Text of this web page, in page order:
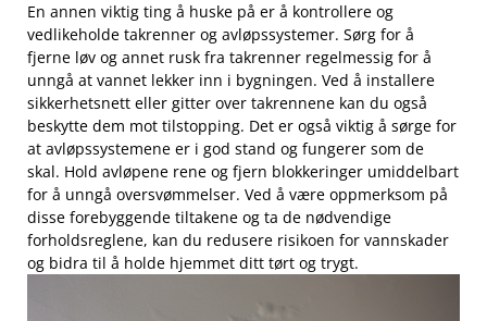
En annen ⁢viktig ting ⁣å huske på​ er​ å kontrollere og
vedlikeholde takrenner og avløpssystemer.⁣ Sørg for å
fjerne løv og annet rusk fra takrenner regelmessig for å
unngå at vannet lekker inn i‌ bygningen. Ved å installere
sikkerhetsnett eller ⁣gitter⁢ over takrennene ⁣kan du⁣ også
beskytte⁤ dem mot tilstopping. ‌Det er også viktig å sørge for
⁣at​ avløpssystemene er i god⁣ stand og⁤ fungerer som ⁤de
skal. Hold avløpene rene og fjern blokkeringer umiddelbart⁤
for å unngå oversvømmelser. ‌Ved ⁢å være oppmerksom på
disse ​forebyggende tiltakene og ta de ‍nødvendige
forholdsreglene, ‍kan du redusere risikoen for ‌vannskader
og​ bidra⁢ til å holde hjemmet ditt tørt og trygt.